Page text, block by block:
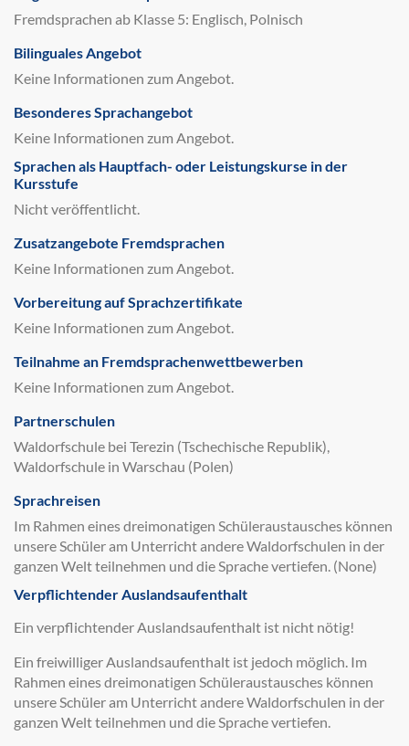
Fremdsprachen ab Klasse 5: Englisch, Polnisch
Bilinguales Angebot
Keine Informationen zum Angebot.
Besonderes Sprachangebot
Keine Informationen zum Angebot.
Sprachen als Hauptfach- oder Leistungskurse in der
Kursstufe
Nicht veröffentlicht.
Zusatzangebote Fremdsprachen
Keine Informationen zum Angebot.
Vorbereitung auf Sprachzertifikate
Keine Informationen zum Angebot.
Teilnahme an Fremdsprachenwettbewerben
Keine Informationen zum Angebot.
Partnerschulen
Waldorfschule bei Terezin (Tschechische Republik),
Waldorfschule in Warschau (Polen)
Sprachreisen
Im Rahmen eines dreimonatigen Schüleraustausches können
unsere Schüler am Unterricht andere Waldorfschulen in der
ganzen Welt teilnehmen und die Sprache vertiefen. (None)
Verpflichtender Auslandsaufenthalt
Ein verpflichtender Auslandsaufenthalt ist nicht nötig!
Ein freiwilliger Auslandsaufenthalt ist jedoch möglich. Im
Rahmen eines dreimonatigen Schüleraustausches können
unsere Schüler am Unterricht andere Waldorfschulen in der
ganzen Welt teilnehmen und die Sprache vertiefen.